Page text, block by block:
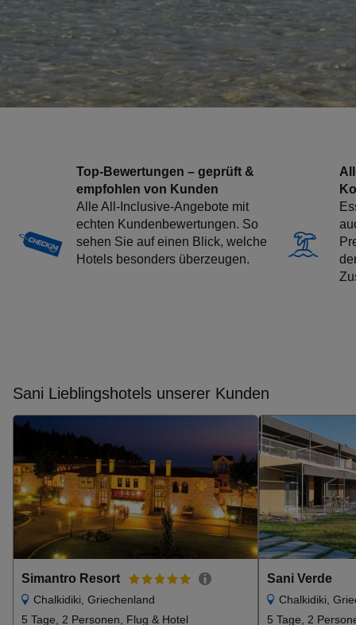
Top-Bewertungen – geprüft &
empfohlen von Kunden
Alle All-Inclusive-Angebote mit
echten Kundenbewertungen. So
sehen Sie auf einen Blick, welche
Hotels besonders überzeugen.
Sani Lieblingshotels unserer Kunden
Simantro Resort
Chalkidiki, Griechenland
5 Tage, 2 Personen, Flug & Hotel
Sani Verde
Chalkidiki,
5 Tage, 2